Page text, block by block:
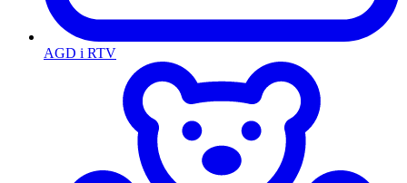
AGD i RTV